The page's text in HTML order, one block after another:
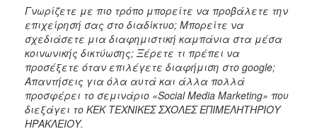
2018
2017
2016
2015
2012
2011
Γνωρίζετε με πιο τρόπο μπορείτε να προβάλετε την
επιχείρησή σας στο διαδίκτυο; Μπορείτε να
σχεδιάσετε μια διαφημιστική καμπάνια στα μέσα
κοινωνικής δικτύωσης; Ξέρετε τι πρέπει να
προσέξετε όταν επιλέγετε διαφήμιση στο google;
Απαντήσεις για όλα αυτά και άλλα πολλά
προσφέρει το σεμινάριο «Social Media Marketing» που
διεξάγει το ΚΕΚ ΤΕΧΝΙΚΕΣ ΣΧΟΛΕΣ ΕΠΙΜΕΛΗΤΗΡΙΟΥ
ΗΡΑΚΛΕΙΟΥ.